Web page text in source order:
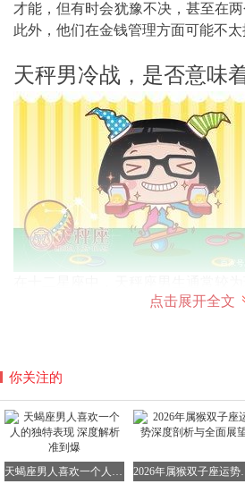
才能，但有时会犹豫不决，甚至在两
此外，他们在金钱管理方面可能不太
天秤男冷战，是否意味
深思熟虑，包括选择伴侣也会认真
心理又是怎样的呢？接下来，我们将
1、天秤座男生冷战是否要分手，需
过观察他们的表现，可以大致感知
分手。
2、若与天秤座男生正处于冷战期
点击展开全文
你关注的
天蝎座男人喜欢一个人的独特表现 深度解析准到爆 2026年属